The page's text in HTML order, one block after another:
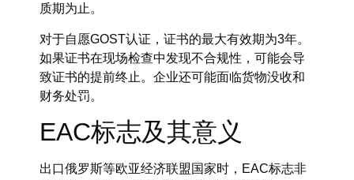
质期为止。
对于自愿GOST认证，证书的最大有效期为3年。
如果证书在现场检查中发现不合规性，可能会导
致证书的提前终止。企业还可能面临货物没收和
财务处罚。
EAC标志及其意义
出口俄罗斯等欧亚经济联盟国家时，EAC标志非